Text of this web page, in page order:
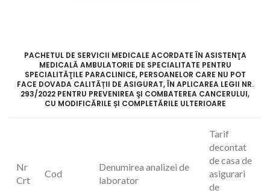
PACHETUL DE SERVICII MEDICALE ACORDATE ÎN ASISTENŢA
MEDICALĂ AMBULATORIE DE SPECIALITATE PENTRU
SPECIALITĂŢILE PARACLINICE, PERSOANELOR CARE NU POT
FACE DOVADA CALITĂȚII DE ASIGURAT, ÎN APLICAREA LEGII NR.
293/2022 PENTRU PREVENIREA ŞI COMBATEREA CANCERULUI,
CU MODIFICĂRILE ȘI COMPLETĂRILE ULTERIOARE
Nr
Crt
Cod
Denumirea analizei de
laborator
Tarif
decontat
de casa de
asigurari
de